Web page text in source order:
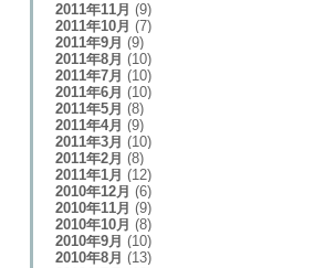
2011年11月 (9)
2011年10月 (7)
2011年9月 (9)
2011年8月 (10)
2011年7月 (10)
2011年6月 (10)
2011年5月 (8)
2011年4月 (9)
2011年3月 (10)
2011年2月 (8)
2011年1月 (12)
2010年12月 (6)
2010年11月 (9)
2010年10月 (8)
2010年9月 (10)
2010年8月 (13)